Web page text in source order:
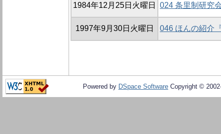
1984年12月25日火曜日 024 条里制研究
1997年9月30日火曜日 046 ほんの紹介
Powered by DSpace Software Copyright ©